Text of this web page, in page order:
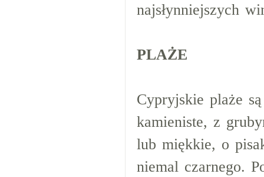
najsłynniejszych
PLAŻE
Cypryjskie plaże
kamieniste, z
lub miękkie, o
niemal czarnego.